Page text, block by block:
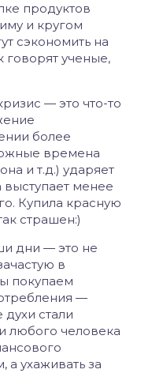
продуктов
и кругом
сэкономить на
говорят ученые,
— это что-то
более
времена
и т.д.) ударяет
менее
Купила красную
страшен:)
дни — это не
в
покупаем
—
стали
любого человека
а ухаживать за